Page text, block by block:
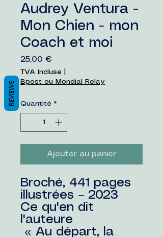
Audrey Ventura -
Mon Chien - mon
Coach et moi
25,00 €
TVA Incluse
Bpost ou Mondial Relay
Quantité *
Ajouter au panier
Broché, 441 pages
illustrées – 2023
Ce qu'en dit
l'auteure
« Au départ, la
REVIEWS